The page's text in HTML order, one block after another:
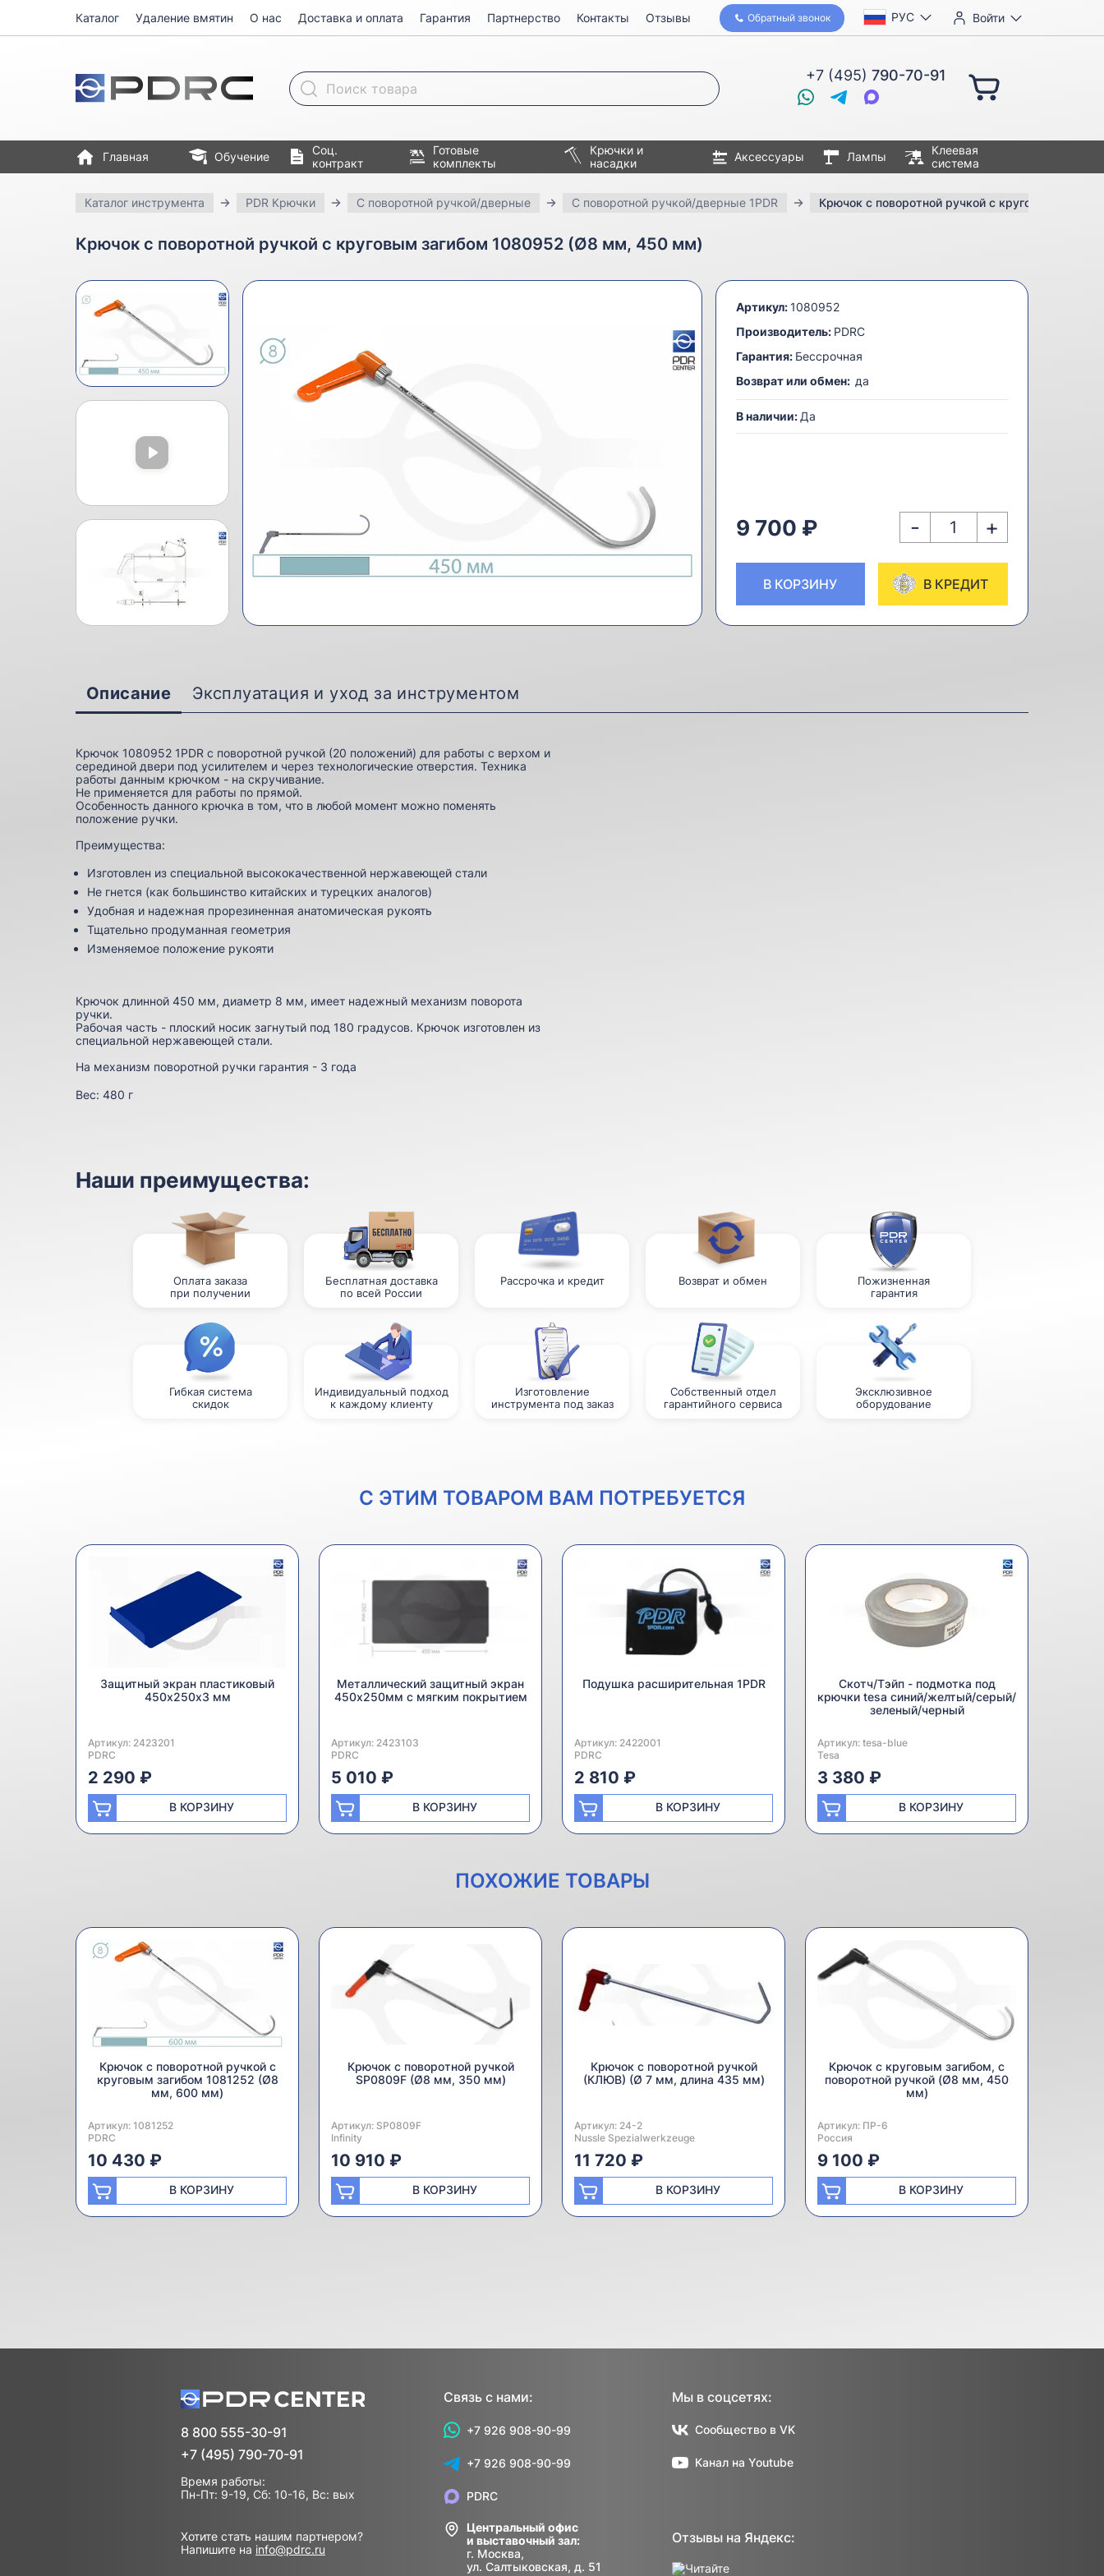
РУС Войти
Обратный звонок
+7 (495) 790-70-91
Поиск товара
Каталог Удаление вмятин О нас Доставка и оплата Гарантия Партнерство Контакты Отзывы
Главная Обучение
Соц.
контракт
Готовые
комплекты
Крючки и
насадки
Аксессуары Лампы
Клеевая
система
Каталог инструмента PDR Крючки С поворотной ручкой/дверные С поворотной ручкой/дверные 1PDR Крючок с поворотной ручкой с круговым
Крючок с поворотной ручкой с круговым загибом 1080952 (Ø8 мм, 450 мм)
Артикул: 1080952
Производитель: PDRC
Гарантия: Бессрочная
Возврат или обмен: да
В наличии: Да
9 700 ₽ - +
В КОРЗИНУ В КРЕДИТ
Описание Эксплуатация и уход за инструментом
Крючок 1080952 1PDR с поворотной ручкой (20 положений) для работы с верхом и
серединой двери под усилителем и через технологические отверстия. Техника
работы данным крючком - на скручивание.
Не применяется для работы по прямой.
Особенность данного крючка в том, что в любой момент можно поменять
положение ручки.
Преимущества:
Изготовлен из специальной высококачественной нержавеющей стали
Не гнется (как большинство китайских и турецких аналогов)
Удобная и надежная прорезиненная анатомическая рукоять
Тщательно продуманная геометрия
Изменяемое положение рукояти
Крючок длинной 450 мм, диаметр 8 мм, имеет надежный механизм поворота
ручки.
Рабочая часть - плоский носик загнутый под 180 градусов. Крючок изготовлен из
специальной нержавеющей стали.
На механизм поворотной ручки гарантия - 3 года
Вес: 480 г
Наши преимущества:
Оплата заказа
при получении
Бесплатная доставка
по всей России
Рассрочка и кредит Возврат и обмен
Пожизненная
гарантия
Гибкая система
скидок
Индивидуальный подход
к каждому клиенту
Изготовление
инструмента под заказ
Собственный отдел
гарантийного сервиса
Эксклюзивное
оборудование
С ЭТИМ ТОВАРОМ ВАМ ПОТРЕБУЕТСЯ
Защитный экран пластиковый
450х250х3 мм
Артикул: 2423201
Производитель:
PDRC
2 290 ₽
В КОРЗИНУ
Металлический защитный экран
450х250мм с мягким покрытием
Артикул: 2423103
Производитель:
PDRC
5 010 ₽
В КОРЗИНУ
Подушка расширительная 1PDR
Артикул: 2422001
Производитель:
PDRC
2 810 ₽
В КОРЗИНУ
Скотч/Тэйп - подмотка под
крючки tesa синий/желтый/серый/
зеленый/черный
Артикул: tesa-blue
Производитель:
Tesa
3 380 ₽
В КОРЗИНУ
ПОХОЖИЕ ТОВАРЫ
Крючок с поворотной ручкой с
круговым загибом 1081252 (Ø8
мм, 600 мм)
Артикул: 1081252
Производитель:
PDRC
10 430 ₽
В КОРЗИНУ
Крючок с поворотной ручкой
SP0809F (Ø8 мм, 350 мм)
Артикул: SP0809F
Производитель:
Infinity
10 910 ₽
В КОРЗИНУ
Крючок с поворотной ручкой
(КЛЮВ) (Ø 7 мм, длина 435 мм)
Артикул: 24-2
Производитель:
Nussle Spezialwerkzeuge
11 720 ₽
В КОРЗИНУ
Крючок с круговым загибом, с
поворотной ручкой (Ø8 мм, 450
мм)
Артикул: ПР-6
Производитель:
Россия
9 100 ₽
В КОРЗИНУ
8 800 555-30-91
+7 (495) 790-70-91
Время работы:
Пн-Пт: 9-19, Сб: 10-16, Вс: вых
Хотите стать нашим партнером?
Напишите на info@pdrc.ru
Связь с нами:
+7 926 908-90-99
+7 926 908-90-99
Центральный офис
и выставочный зал:
г. Москва,
ул. Салтыковская, д. 51
PDRC
Мы в соцсетях:
Сообщество в VK
Канал на Youtube
Отзывы на Яндекс: